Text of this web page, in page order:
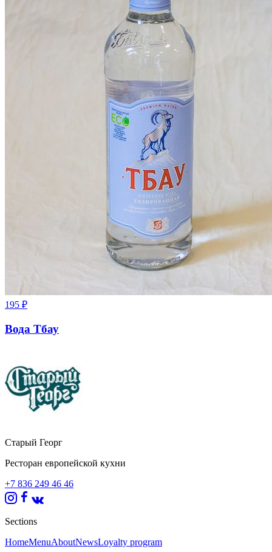
195 ₽
Вода Тбау
Старый Георг
Ресторан европейской кухни
+7 836 249 46 46
Sections
HomeMenuAboutNewsLoyalty program